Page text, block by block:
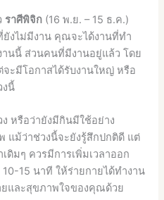
ราศีพิจิก (16 พ.ย. – 15 ธ.ค.)
งไม่มีงาน คุณจะได้งานที่ทำ
านนี้ ส่วนคนที่มีงานอยู่แล้ว โดย
ะมีโอกาสได้รับงานใหญ่ หรือ
งนี้
หรือว่ายังมีกินมีใช้อย่าง
แม้ว่าช่วงนี้จะยังรู้สึกปกติดี แต่
ดิมๆ ควรมีการเพิ่มเวลาออก
15 นาที ให้ร่ายกายได้ทำงาน
และสุขภาพใจของคุณด้วย